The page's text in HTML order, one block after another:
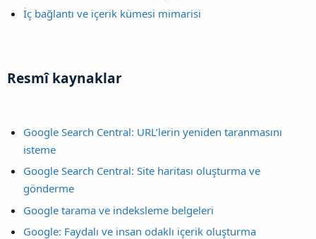
İç bağlantı ve içerik kümesi mimarisi
Resmî kaynaklar​
Google Search Central: URL’lerin yeniden taranmasını
isteme
Google Search Central: Site haritası oluşturma ve
gönderme
Google tarama ve indeksleme belgeleri
Google: Faydalı ve insan odaklı içerik oluşturma